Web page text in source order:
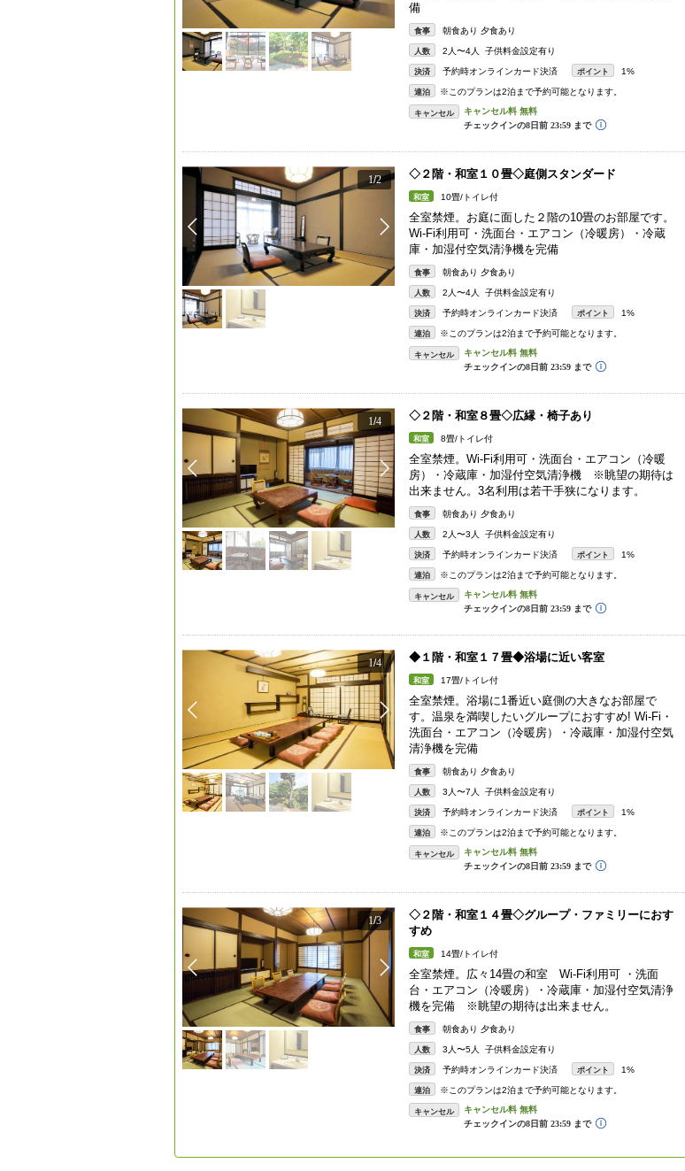
備
食事 朝食あり 夕食あり
人数 2人〜4人 子供料金設定有り
決済 予約時オンラインカード決済 ポイント 1%
連泊 ※このプランは2泊まで予約可能となります。
キャンセル
1/2 ◇２階・和室１０畳◇庭側スタンダード
和室 10畳/トイレ付
全室禁煙。お庭に面した２階の10畳のお部屋です。
Wi-Fi利用可・洗面台・エアコン（冷暖房）・冷蔵
庫・加湿付空気清浄機を完備
食事 朝食あり 夕食あり
人数 2人〜4人 子供料金設定有り
決済 予約時オンラインカード決済 ポイント 1%
連泊 ※このプランは2泊まで予約可能となります。
キャンセル
1/4 ◇２階・和室８畳◇広縁・椅子あり
和室 8畳/トイレ付
全室禁煙。Wi-Fi利用可・洗面台・エアコン（冷暖
房）・冷蔵庫・加湿付空気清浄機 ※眺望の期待は
出来ません。3名利用は若干手狭になります。
食事 朝食あり 夕食あり
人数 2人〜3人 子供料金設定有り
決済 予約時オンラインカード決済 ポイント 1%
連泊 ※このプランは2泊まで予約可能となります。
キャンセル
1/4 ◆１階・和室１７畳◆浴場に近い客室
和室 17畳/トイレ付
全室禁煙。浴場に1番近い庭側の大きなお部屋で
す。温泉を満喫したいグループにおすすめ! Wi-Fi・
洗面台・エアコン（冷暖房）・冷蔵庫・加湿付空気
清浄機を完備
食事 朝食あり 夕食あり
人数 3人〜7人 子供料金設定有り
決済 予約時オンラインカード決済 ポイント 1%
連泊 ※このプランは2泊まで予約可能となります。
キャンセル
1/3
◇２階・和室１４畳◇グループ・ファミリーにおす
すめ
和室 14畳/トイレ付
全室禁煙。広々14畳の和室 Wi-Fi利用可 ・洗面
台・エアコン（冷暖房）・冷蔵庫・加湿付空気清浄
機を完備 ※眺望の期待は出来ません。
食事 朝食あり 夕食あり
人数 3人〜5人 子供料金設定有り
決済 予約時オンラインカード決済 ポイント 1%
連泊 ※このプランは2泊まで予約可能となります。
キャンセル